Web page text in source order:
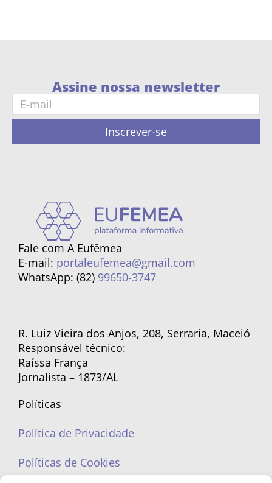
Assine nossa newsletter
Inscrever-se
Fale com A Eufêmea
E-mail: portaleufemea@gmail.com
WhatsApp: (82) 99650-3747
R. Luiz Vieira dos Anjos, 208, Serraria, Maceió
Responsável técnico:
Raíssa França
Jornalista – 1873/AL
Políticas
Política de Privacidade
Políticas de Cookies